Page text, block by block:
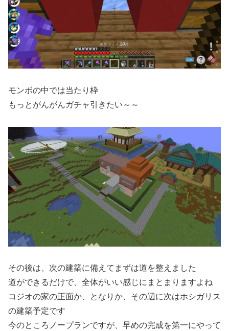
モンボの中では当たり枠
もっとがんがんガチャ引きたい～～
その後は、次の建築に備えてまずは道を整えました
道ができるだけで、全体がいい感じにまとまりますよね
コジオの家の正面か、となりか、その辺に次はホシガリス
の建築予定です
今のところノープランですが、早めの完成を第一にやって